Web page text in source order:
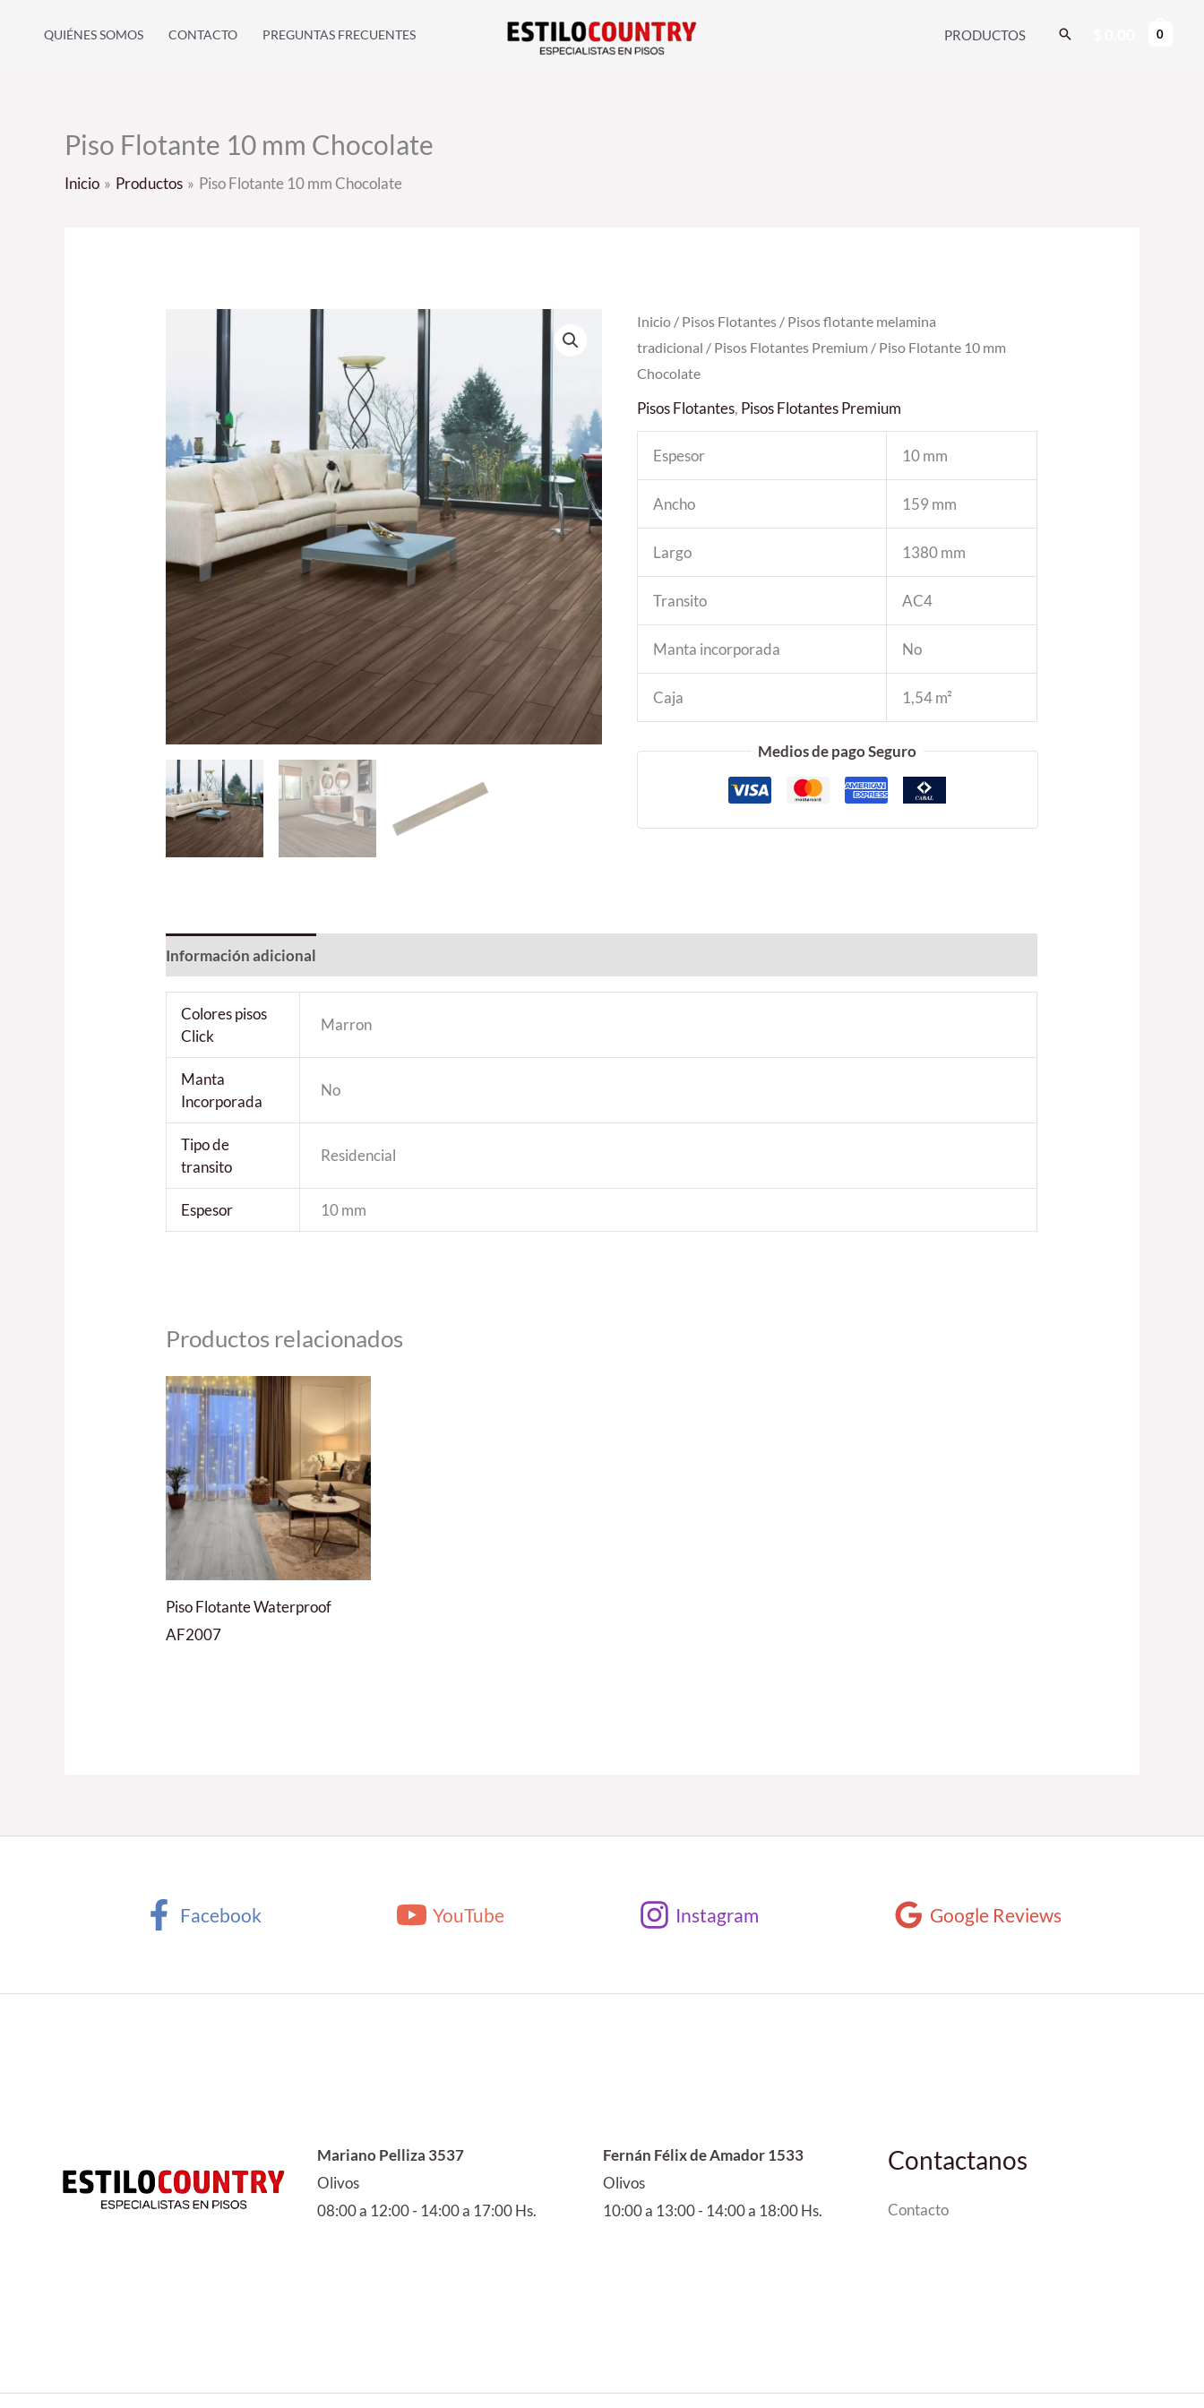
QUIÉNES SOMOS CONTACTO PREGUNTAS FRECUENTES PRODUCTOS Buscar 0
Piso Flotante 10 mm Chocolate
Inicio Productos Piso Flotante 10 mm Chocolate
Inicio/ Pisos Flotantes/ Pisos flotante melamina
tradicional / Pisos Flotantes Premium / Piso Flotante 10 mm
Chocolate
Pisos Flotantes, Pisos Flotantes Premium
Espesor 10 mm
Ancho 159 mm
Largo 1380 mm
Transito AC4
Manta incorporada No
Caja 1,54 m²
Medios de pago Seguro
Información adicional
Colores pisos
Click
Marron
Manta
Incorporada
No
Tipo de
transito
Residencial
Espesor 10 mm
Productos relacionados
Piso Flotante Waterproof
AF2007
Facebook YouTube Instagram Google Reviews
Mariano Pelliza 3537
Olivos
08:00 a 12:00 - 14:00 a 17:00 Hs.
Fernán Félix de Amador 1533
Olivos
10:00 a 13:00 - 14:00 a 18:00 Hs.
Contactanos
Contacto